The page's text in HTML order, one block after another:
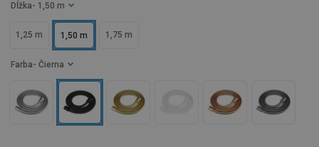
Dĺžka - 1,50 m
1,25 m 1,50 m 1,75 m
Farba - Čierna